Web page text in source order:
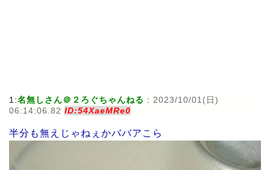
1:名無しさん＠２ろぐちゃんねる : 2023/10/01(日)
06:14:06.82 ID:54XaeMRe0
半分も無えじゃねぇかババアこら